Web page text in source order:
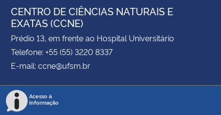
Banco Central do Brasil
Planalto
CENTRO DE CIÊNCIAS NATURAIS E
EXATAS (CCNE)
Prédio 13, em frente ao Hospital Universitário
Telefone: +55 (55) 3220 8337
E-mail: ccne@ufsm.br
Acesso à
Informação